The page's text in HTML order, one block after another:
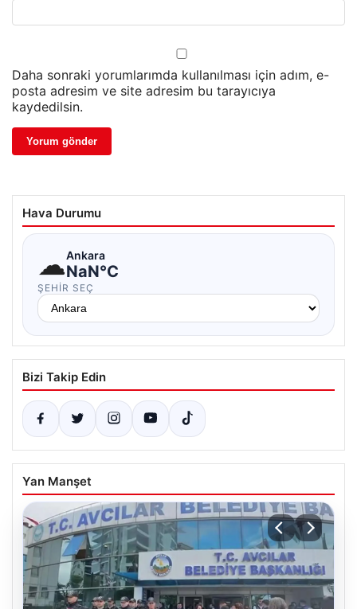
Daha sonraki yorumlarımda kullanılması için adım, e-
posta adresim ve site adresim bu tarayıcıya
kaydedilsin.
Hava Durumu
☁Ankara
NaN°C
ŞEHIR SEÇ
Bizi Takip Edin
Yan Manşet